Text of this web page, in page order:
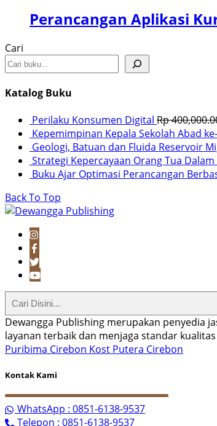
Perancangan Aplikasi
Cari
Katalog Buku
Perilaku Konsumen Digital Rp
Kepemimpinan Kepala Sekolah Abad
Geologi, Batuan dan Fluida Reservoir
Strategi Kepercayaan Orang Tua
Buku Ajar Optimasi Perancangan
Back To Top
Dewangga Publishing merupakan penyedia
layanan terbaik dan menjaga standar
Puribima Cirebon Kost Putera Cirebon
Kontak Kami
WhatsApp : 0851-6138-9537
Telepon : 0851-6138-9537